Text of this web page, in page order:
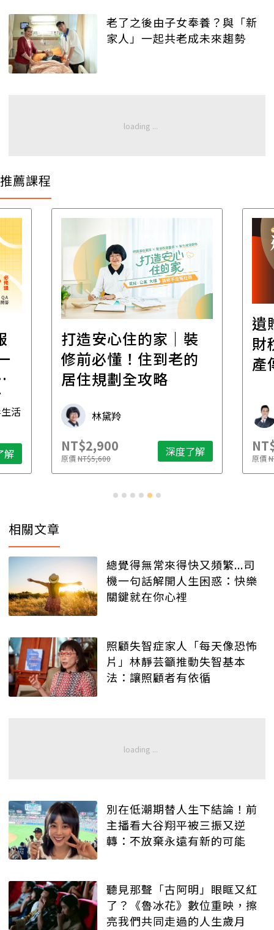
老了之後由子女奉養？與「新
家人」一起共老成未來趨勢
推薦課程
活
解
打造安心住的家｜裝
修前必懂！住到老的
居住規劃全攻略
林黛羚
NT$2,900
原價NT$5,600 深度了解
遺
財
產
原價
相關文章
總覺得無常來得快又頻繁...司
機一句話解開人生困惑：快樂
關鍵就在你心裡
照顧失智症家人「每天像恐怖
片」林靜芸籲推動失智基本
法：讓照顧者有依循
別在低潮期替人生下結論！前
主播看大谷翔平被三振又逆
轉：不放棄永遠有新的可能
聽見那聲「古阿明」眼眶又紅
了？《魯冰花》數位重映，擦
亮我們共同走過的人生歲月